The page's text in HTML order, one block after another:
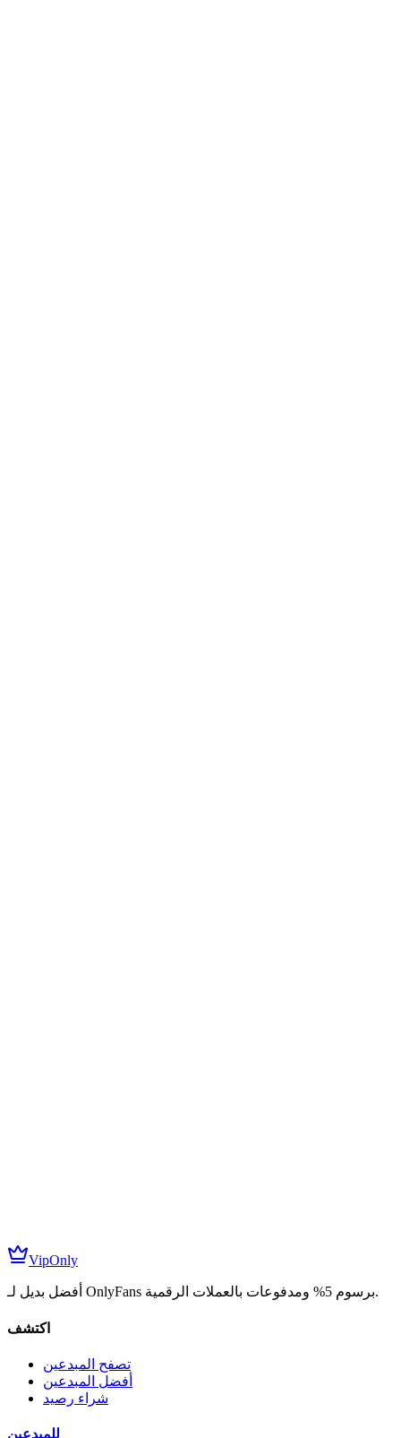
VipOnly
أفضل بديل لـ OnlyFans برسوم 5% ومدفوعات بالعملات الرقمية.
اكتشف
تصفح المبدعين
أفضل المبدعين
شراء رصيد
للمبدعين